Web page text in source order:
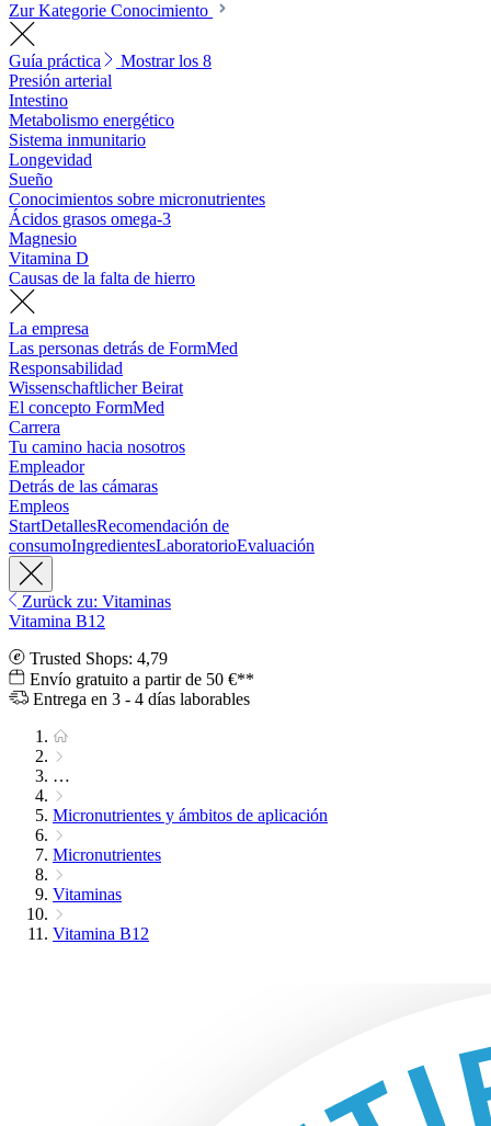
Zur Kategorie Conocimiento
Guía práctica
Mostrar los 8
Presión arterial
Intestino
Metabolismo energético
Sistema inmunitario
Longevidad
Sueño
Conocimientos sobre micronutrientes
Ácidos grasos omega-3
Magnesio
Vitamina D
Causas de la falta de hierro
La empresa
Las personas detrás de FormMed
Responsabilidad
Wissenschaftlicher Beirat
El concepto FormMed
Carrera
Tu camino hacia nosotros
Empleador
Detrás de las cámaras
Empleos
StartDetallesRecomendación de
consumoIngredientesLaboratorioEvaluación
Zurück zu: Vitaminas
Vitamina B12
Trusted Shops: 4,79
Envío gratuito a partir de 50 €**
Entrega en 3 - 4 días laborables
…
Micronutrientes y ámbitos de aplicación
Micronutrientes
Vitaminas
Vitamina B12